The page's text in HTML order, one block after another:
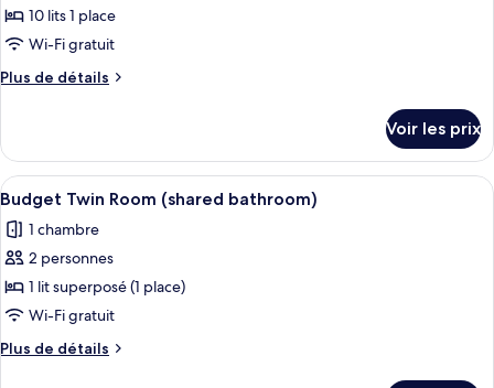
pour
ce
type
de
Bed
in
a
SHARED
10-
bed
mixed
Dormitory
10 lits 1 place
Wi-Fi gratuit
Plus de détails
Plus
le
type
de
chambre
Bed
in
SHARED
10-
mixed
Voir les prix
Afficher
toutes
les
photos
pour
ce
type
de
Une chambre avec un lit
4
Budget Twin Room (shared bathroom)
1 chambre
2 personnes
1 lit superposé (1 place)
Wi-Fi gratuit
Plus de détails
Plus